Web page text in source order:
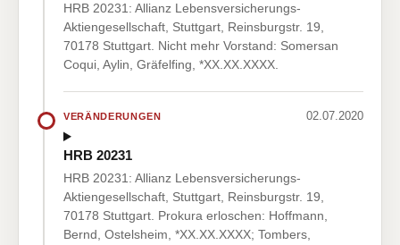
HRB 20231: Allianz Lebensversicherungs-
Aktiengesellschaft, Stuttgart, Reinsburgstr. 19,
70178 Stuttgart. Nicht mehr Vorstand: Somersan
Coqui, Aylin, Gräfelfing, *XX.XX.XXXX.
VERÄNDERUNGEN 02.07.2020
HRB 20231
HRB 20231: Allianz Lebensversicherungs-
Aktiengesellschaft, Stuttgart, Reinsburgstr. 19,
70178 Stuttgart. Prokura erloschen: Hoffmann,
Bernd, Ostelsheim, *XX.XX.XXXX; Tombers,